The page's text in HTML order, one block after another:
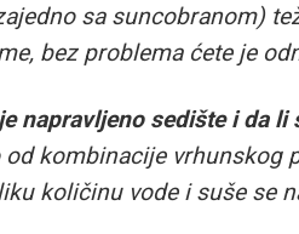
sa suncobranom)
bez problema ćete je
napravljeno sedište i da li
od kombinacije
količinu vode i suše se